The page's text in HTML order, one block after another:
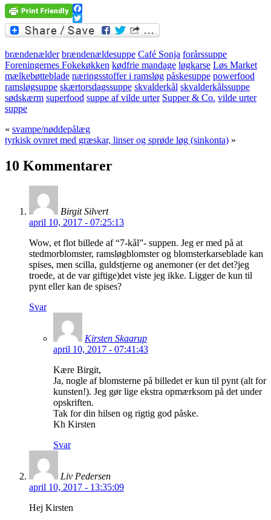
Facebook
Twitter
brændenælder brændenældesuppe Café Sonja forårssuppe
Foreningernes Fokekøkken kødfrie mandage løgkarse Løs Market
mælkebøtteblade næringsstoffer i ramsløg påskesuppe powerfood
ramsløgsuppe skærtorsdagssuppe skvalderkål skvalderkålssuppe
sødskærm superfood suppe af vilde urter Supper & Co. vilde urter
suppe
« svampe/nøddepålæg
tyrkisk ovnret med græskar, linser og sprøde løg (sinkonta) »
10 Kommentarer
Birgit Silvert
april 10, 2017 - 07:25:13
Wow, et flot billede af “7-kål”- suppen. Jeg er med på at
stedmorblomster, ramsløgblomster og blomsterkarseblade kan
spises, men scilla, guldstjerne og anemoner (er det det?jeg
troede, at de var giftige)det viste jeg ikke. Ligger de kun til
pynt eller kan de spises?
Svar
Kirsten Skaarup
april 10, 2017 - 07:41:43
Kære Birgit,
Ja, nogle af blomsterne på billedet er kun til pynt (alt for
kunsten!). Jeg gør lige ekstra opmærksom på det under
opskriften.
Tak for din hilsen og rigtig god påske.
Kh Kirsten
Svar
Liv Pedersen
april 10, 2017 - 13:35:09
Hej Kirsten